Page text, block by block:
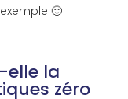
🙂
elle la
zéro